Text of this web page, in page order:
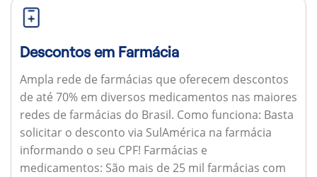
Descontos em Farmácia
Ampla rede de farmácias que oferecem descontos
de até 70% em diversos medicamentos nas maiores
redes de farmácias do Brasil. Como funciona: Basta
solicitar o desconto via SulAmérica na farmácia
informando o seu CPF! Farmácias e
medicamentos: São mais de 25 mil farmácias com